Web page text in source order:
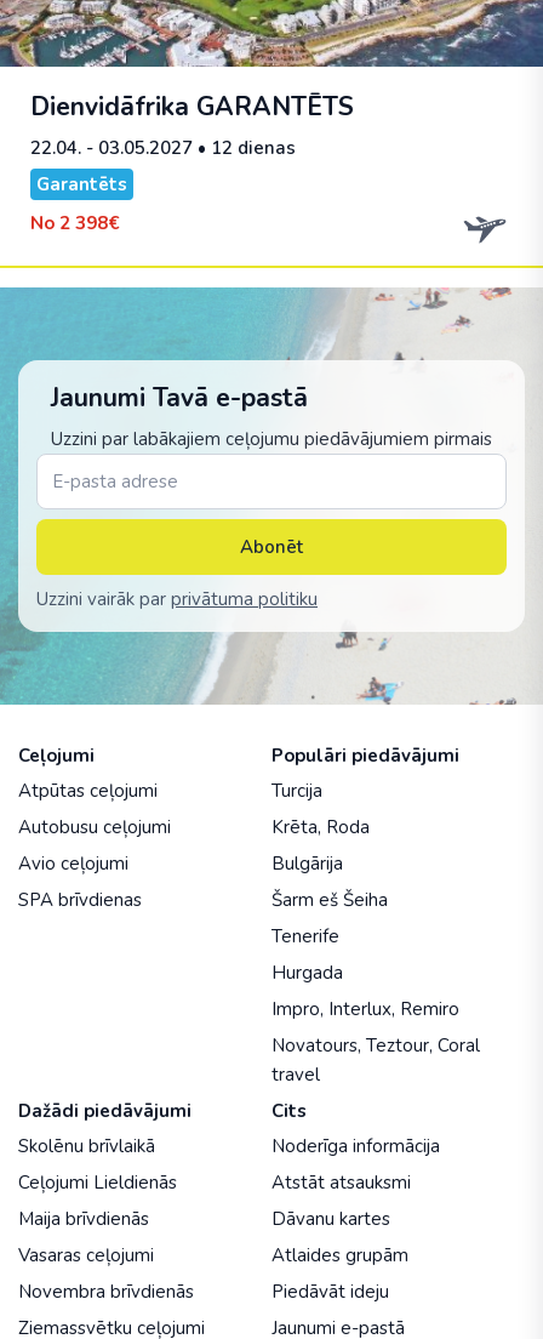
Dienvidāfrika GARANTĒTS
22.04. - 03.05.2027 • 12 dienas
Garantēts
No 2 398€
Jaunumi Tavā e-pastā
Uzzini par labākajiem ceļojumu piedāvājumiem pirmais
Abonēt
Uzzini vairāk par privātuma politiku
Ceļojumi
Atpūtas ceļojumi
Autobusu ceļojumi
Avio ceļojumi
SPA brīvdienas
Populāri piedāvājumi
Turcija
Krēta, Roda
Bulgārija
Šarm eš Šeiha
Tenerife
Hurgada
Impro, Interlux, Remiro
Novatours, Teztour, Coral
travel
Dažādi piedāvājumi
Skolēnu brīvlaikā
Ceļojumi Lieldienās
Maija brīvdienās
Vasaras ceļojumi
Novembra brīvdienās
Ziemassvētku ceļojumi
Cits
Noderīga informācija
Atstāt atsauksmi
Dāvanu kartes
Atlaides grupām
Piedāvāt ideju
Jaunumi e-pastā